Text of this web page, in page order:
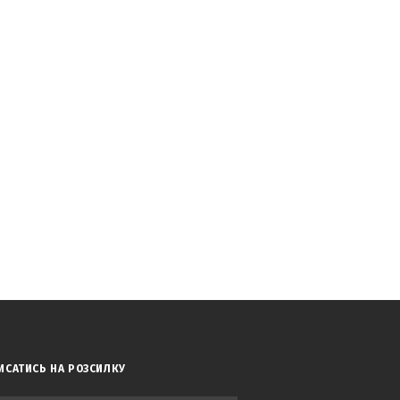
НА РОЗСИЛКУ